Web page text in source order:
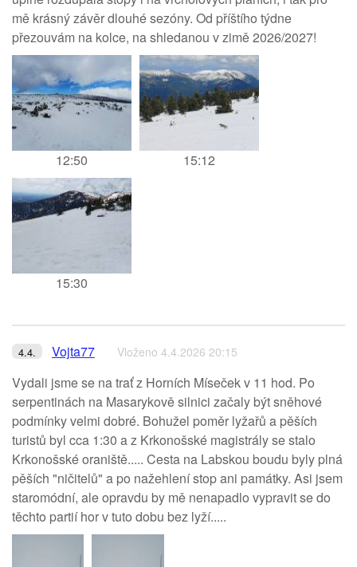
mě krásný závěr dlouhé sezóny. Od příštího týdne
přezouvám na kolce, na shledanou v zimě 2026/2027!
12:50 15:12
15:30
4.4. Vojta77 Vloženo 4.4.2026 20:15
Vydali jsme se na trať z Horních Míseček v 11 hod. Po
serpentinách na Masarykově silnici začaly být sněhové
podmínky velmi dobré. Bohužel poměr lyžařů a pěších
turistů byl cca 1:30 a z Krkonošské magistrály se stalo
Krkonošské oraniště..... Cesta na Labskou boudu byly plná
pěších "ničitelů" a po nažehlení stop ani památky. Asi jsem
staromódní, ale opravdu by mě nenapadlo vypravit se do
těchto partií hor v tuto dobu bez lyží.....